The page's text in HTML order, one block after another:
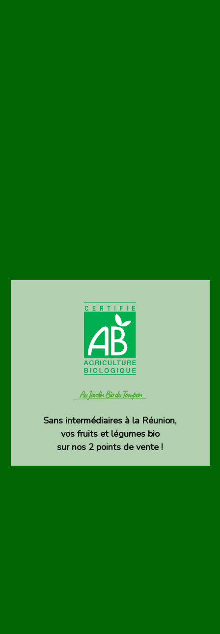
Au Jardin Bio du Tampon
Sans intermédiaires à la Réunion,
vos fruits et légumes bio
sur nos 2 points de vente !